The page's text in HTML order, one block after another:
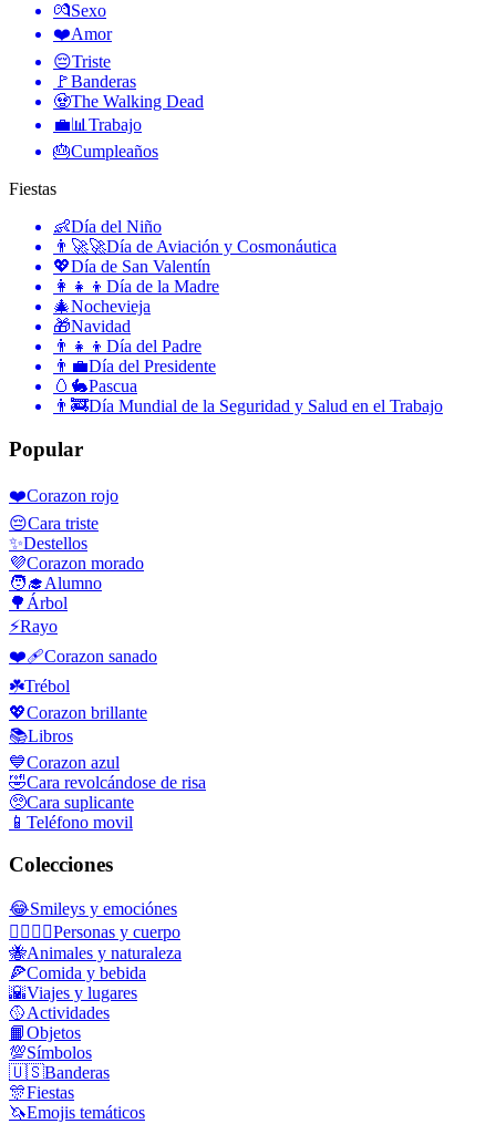
💏Sexo
❤️Amor
😔Triste
🚩Banderas
🧟The Walking Dead
💼📊 Trabajo
🎂Cumpleaños
Fiestas
👶Día del Niño
👨‍🚀🚀Día de Aviación y Cosmonáutica
💖Día de San Valentín
👩‍👧‍👦 Día de la Madre
🎄Nochevieja
🎁Navidad
👨‍👧‍👦 Día del Padre
👨‍💼Día del Presidente
🥚🐇Pascua
👨‍🚒Día Mundial de la Seguridad y Salud en el Trabajo
Popular
❤️Corazon rojo
😔Cara triste
✨Destellos
💜Corazon morado
🧑‍🎓Alumno
🌳 Árbol
⚡Rayo
❤️‍🩹Corazon sanado
☘️Trébol
💖Corazon brillante
📚Libros
💙Corazon azul
🤣Cara revolcándose de risa
🥺Cara suplicante
📱 Teléfono movil
Colecciones
😂Smileys y emociónes
👩‍❤️‍💋‍👨Personas y cuerpo
🐝Animales y naturaleza
🍕Comida y bebida
🌇Viajes y lugares
🥎Actividades
📙Objetos
💯Símbolos
🇺🇸Banderas
🎊Fiestas
🦄Emojis temáticos